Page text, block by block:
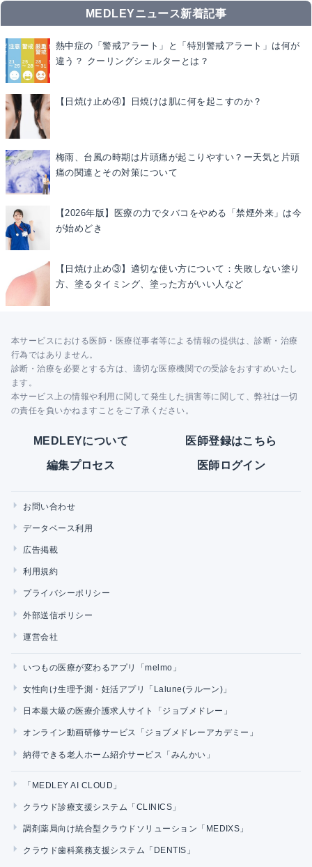
MEDLEYニュース新着記事
熱中症の「警戒アラート」と「特別警戒アラート」は何が
違う？ クーリングシェルターとは？
【日焼け止め④】日焼けは肌に何を起こすのか？
梅雨、台風の時期は片頭痛が起こりやすい？ー天気と片頭
痛の関連とその対策について
【2026年版】医療の力でタバコをやめる「禁煙外来」は今
が始めどき
【日焼け止め③】適切な使い方について：失敗しない塗り
方、塗るタイミング、塗った方がいい人など
本サービスにおける医師・医療従事者等による情報の提供は、診断・治療
行為ではありません。
診断・治療を必要とする方は、適切な医療機関での受診をおすすめいたし
ます。
本サービス上の情報や利用に関して発生した損害等に関して、弊社は一切
の責任を負いかねますことをご了承ください。
MEDLEYについて 医師登録はこちら
編集プロセス 医師ログイン
お問い合わせ
データベース利用
広告掲載
利用規約
プライバシーポリシー
外部送信ポリシー
運営会社
いつもの医療が変わるアプリ「melmo」
女性向け生理予測・妊活アプリ「Lalune(ラルーン)」
日本最大級の医療介護求人サイト「ジョブメドレー」
オンライン動画研修サービス「ジョブメドレーアカデミー」
納得できる老人ホーム紹介サービス「みんかい」
「MEDLEY AI CLOUD」
クラウド診療支援システム「CLINICS」
調剤薬局向け統合型クラウドソリューション「MEDIXS」
クラウド歯科業務支援システム「DENTIS」